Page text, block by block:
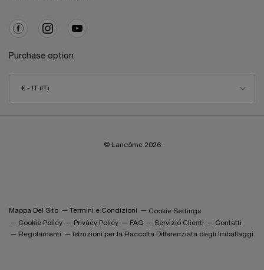
Purchase option
€ - IT (IT)
© Lancôme 2026
Mappa Del Sito Termini e Condizioni
Cookie Settings
Cookie Policy
Privacy Policy FAQ Servizio Clienti
Contatti
Regolamenti
Istruzioni per la Raccolta Differenziata degli Imballaggi